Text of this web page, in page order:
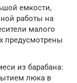
емкости,
работы на
малого
предусмотрены
из барабана:
люка в